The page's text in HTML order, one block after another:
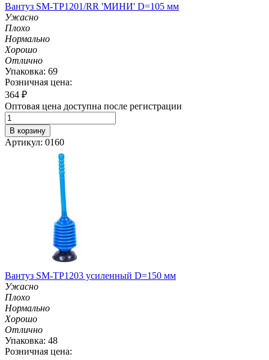
Вантуз SM-TP1201/RR 'МИНИ' D=105 мм
Ужасно
Плохо
Нормально
Хорошо
Отлично
Упаковка: 69
Розничная цена:
364 ₽
Оптовая цена доступна после регистрации
В корзину
Артикул: 0160
Вантуз SM-TP1203 усиленный D=150 мм
Ужасно
Плохо
Нормально
Хорошо
Отлично
Упаковка: 48
Розничная цена: